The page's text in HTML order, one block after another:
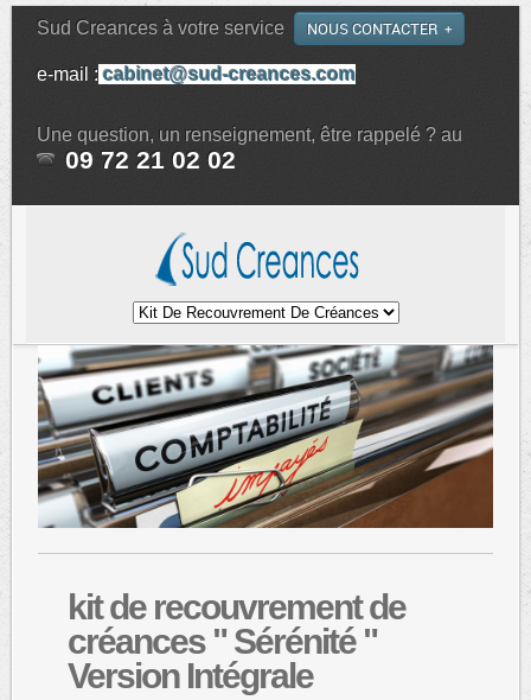
Sud Creances à votre service NOUS CONTACTER
e-mail : cabinet@sud-creances.com
Une question, un renseignement, être rappelé ? au
09 72 21 02 02
kitde recouvrement de
créances " Sérénité "
Version Intégrale